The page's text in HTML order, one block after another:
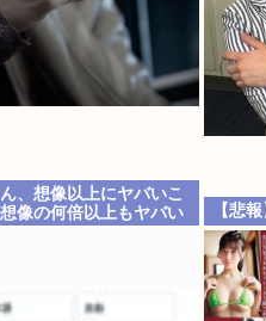
、想像以上にヤバいこ
像の何倍以上もヤバい
【悲